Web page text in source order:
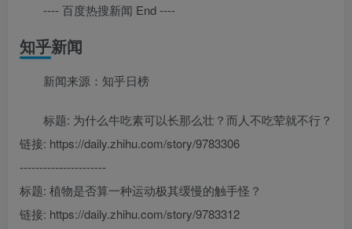
---- 百度热搜新闻 End ----
知乎新闻
新闻来源：知乎日榜
标题: 为什么牛吃素可以长那么壮？而人不吃荤就不行？
链接: https://daily.zhihu.com/story/9783306
----------------------
标题: 植物是否算一种运动极其缓慢的触手怪？
链接: https://daily.zhihu.com/story/9783312